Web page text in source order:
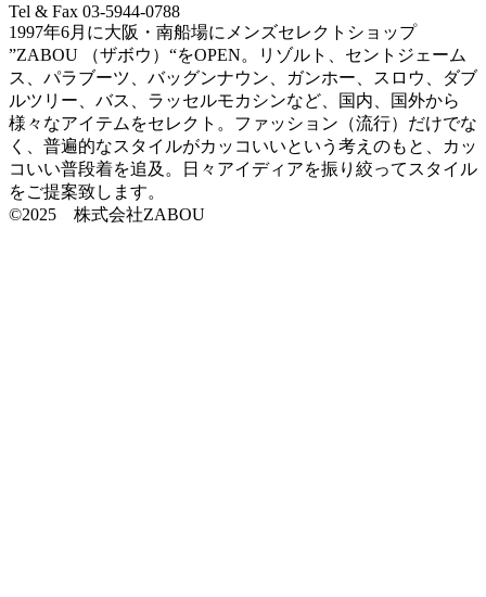
Tel & Fax 03-5944-0788
1997年6月に大阪・南船場にメンズセレクトショップ
”ZABOU （ザボウ）“をOPEN。リゾルト、セントジェーム
ス、パラブーツ、バッグンナウン、ガンホー、スロウ、ダブ
ルツリー、バス、ラッセルモカシンなど、国内、国外から
様々なアイテムをセレクト。ファッション（流行）だけでな
く、普遍的なスタイルがカッコいいという考えのもと、カッ
コいい普段着を追及。日々アイディアを振り絞ってスタイル
をご提案致します。
©2025 株式会社ZABOU